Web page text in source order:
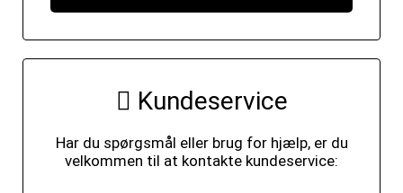
Kundeservice
Har du spørgsmål eller brug for hjælp, er du
velkommen til at kontakte kundeservice: